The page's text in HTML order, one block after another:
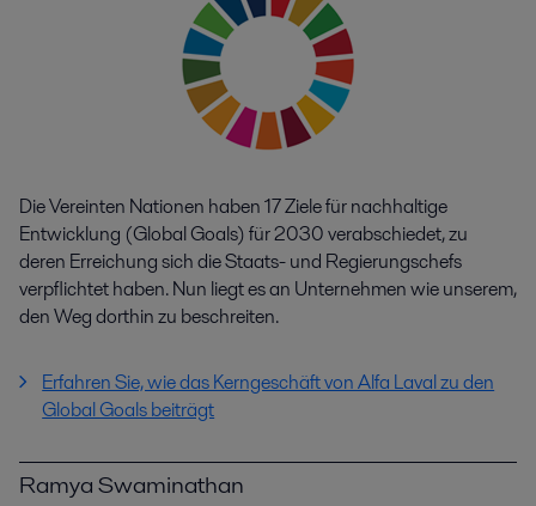
Die Vereinten Nationen haben 17 Ziele für nachhaltige
Entwicklung (Global Goals) für 2030 verabschiedet, zu
deren Erreichung sich die Staats- und Regierungschefs
verpflichtet haben. Nun liegt es an Unternehmen wie unserem,
den Weg dorthin zu beschreiten.
Erfahren Sie, wie das Kerngeschäft von Alfa Laval zu den
Global Goals beiträgt
Ramya Swaminathan